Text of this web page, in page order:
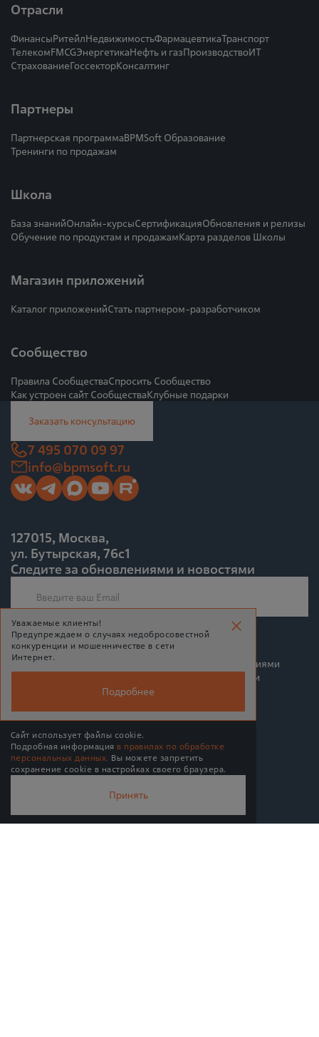
Отрасли
ФинансыРитейлНедвижимостьФармацевтикаТранспорт
ТелекомFMCGЭнергетикаНефть и газПроизводствоИТ
СтрахованиеГоссекторКонсалтинг
Партнеры
Партнерская программаBPMSoft Образование
Тренинги по продажам
Школа
База знанийОнлайн-курсыСертификацияОбновления и релизы
Обучение по продуктам и продажамКарта разделов Школы
Магазин приложений
Каталог приложенийСтать партнером-разработчиком
Сообщество
Правила СообществаСпросить Сообщество
Как устроен сайт СообществаКлубные подарки
Заказать консультацию
7 495 070 09 97
info@bpmsoft.ru
127015, Москва,
ул. Бутырская, 76с1
Следите за обновлениями и новостями
Подписаться
Подписываясь на рассылку, Вы соглашаетесь c условиями
политики конфиденциальности и политики обработки
персональных данных
© 2026 BPMSoft
Политика обработки персональных данных
Информированное согласие пользователя сайта
Уважаемые клиенты!
Предупреждаем о случаях недобросовестной
конкуренции и мошенничестве в сети
Интернет.
Подробнее
Сайт использует файлы cookie.
Подробная информацияв правилах по обработке
персональных данных. Вы можете запретить
сохранение cookie в настройках своего браузера.
Принять